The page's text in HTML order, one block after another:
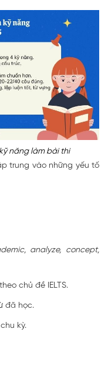
năng làm bài thi
trung vào những yếu tố
analyze, concept,
chủ đề IELTS.
đã học.
kỳ.